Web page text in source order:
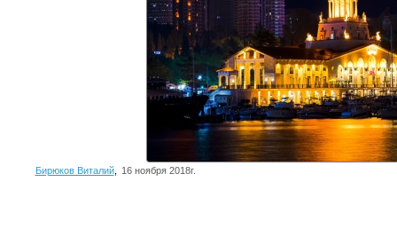
Бирюков Виталий, 16 ноября 2018г.